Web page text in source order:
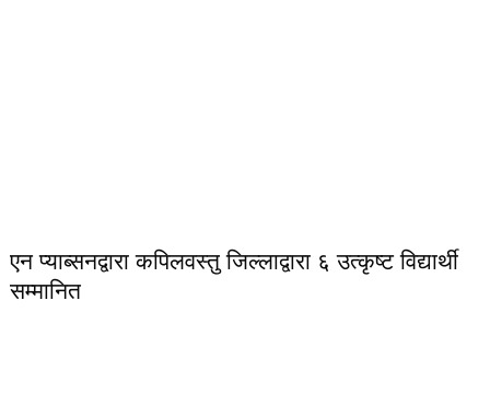
एन प्याब्सनद्वारा कपिलवस्तु जिल्लाद्वारा ६ उत्कृष्ट विद्यार्थी
सम्मानित